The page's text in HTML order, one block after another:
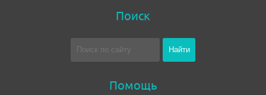
Поиск
Помощь